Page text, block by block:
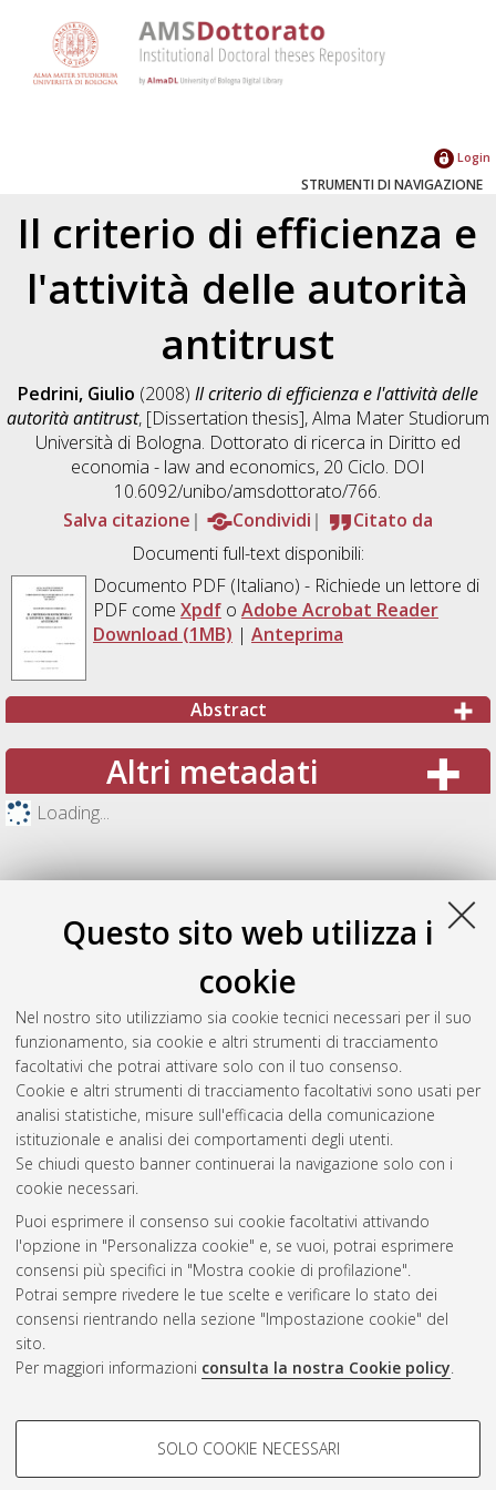
Questo sito web utilizza i
cookie
Nel nostro sito utilizziamo sia cookie tecnici necessari per il suo
funzionamento, sia cookie e altri strumenti di tracciamento
facoltativi che potrai attivare solo con il tuo consenso.
Cookie e altri strumenti di tracciamento facoltativi sono usati per
analisi statistiche, misure sull'efficacia della comunicazione
istituzionale e analisi dei comportamenti degli utenti.
Se chiudi questo banner continuerai la navigazione solo con i
cookie necessari.
Puoi esprimere il consenso sui cookie facoltativi attivando
l'opzione in "Personalizza cookie" e, se vuoi, potrai esprimere
consensi più specifici in "Mostra cookie di profilazione".
Potrai sempre rivedere le tue scelte e verificare lo stato dei
consensi rientrando nella sezione "Impostazione cookie" del
sito.
Per maggiori informazioni consulta la nostra Cookie policy.
COOKIE DI PROFILAZIONE -
SOLO COOKIE NECESSARI
Login
STRUMENTI DI NAVIGAZIONE
Il criterio di efficienza e
l'attività delle autorità
antitrust
Pedrini, Giulio (2008) Il criterio di efficienza e l'attività delle
autorità antitrust, [Dissertation thesis], Alma Mater Studiorum
Università di Bologna. Dottorato di ricerca in Diritto ed
economia - law and economics, 20 Ciclo. DOI
10.6092/unibo/amsdottorato/766.
Salva citazione
Condividi
Citato da
Documenti full-text disponibili:
Documento PDF(Italiano) - Richiede un lettore di
PDF come Xpdfo Adobe Acrobat Reader
Download (1MB) | Anteprima
Abstract
Altri metadati
Loading...
Gestione del documento:
Atom
Rss 1.0
Rss 2.0
ISSN: 2038-7946
Impostazioni Cookie
Informativa sulla privacy
Condizioni d’uso del sito